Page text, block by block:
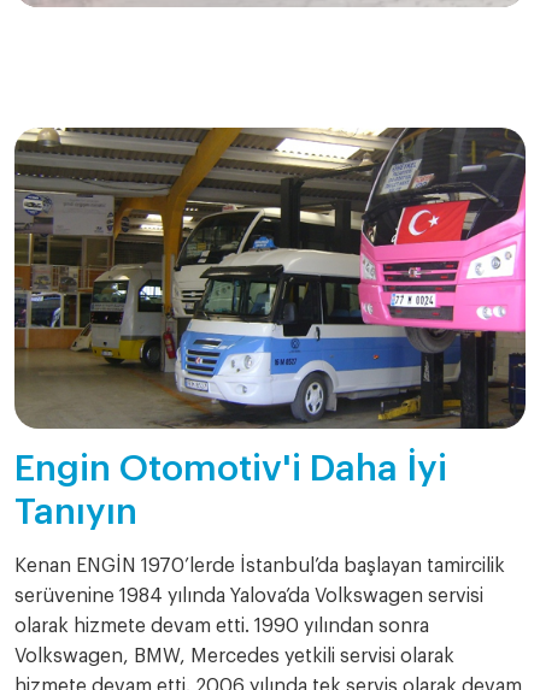
Engin Otomotiv'i Daha İyi
Tanıyın
Kenan ENGİN 1970’lerde İstanbul’da başlayan tamircilik
serüvenine 1984 yılında Yalova’da Volkswagen servisi
olarak hizmete devam etti. 1990 yılından sonra
Volkswagen, BMW, Mercedes yetkili servisi olarak